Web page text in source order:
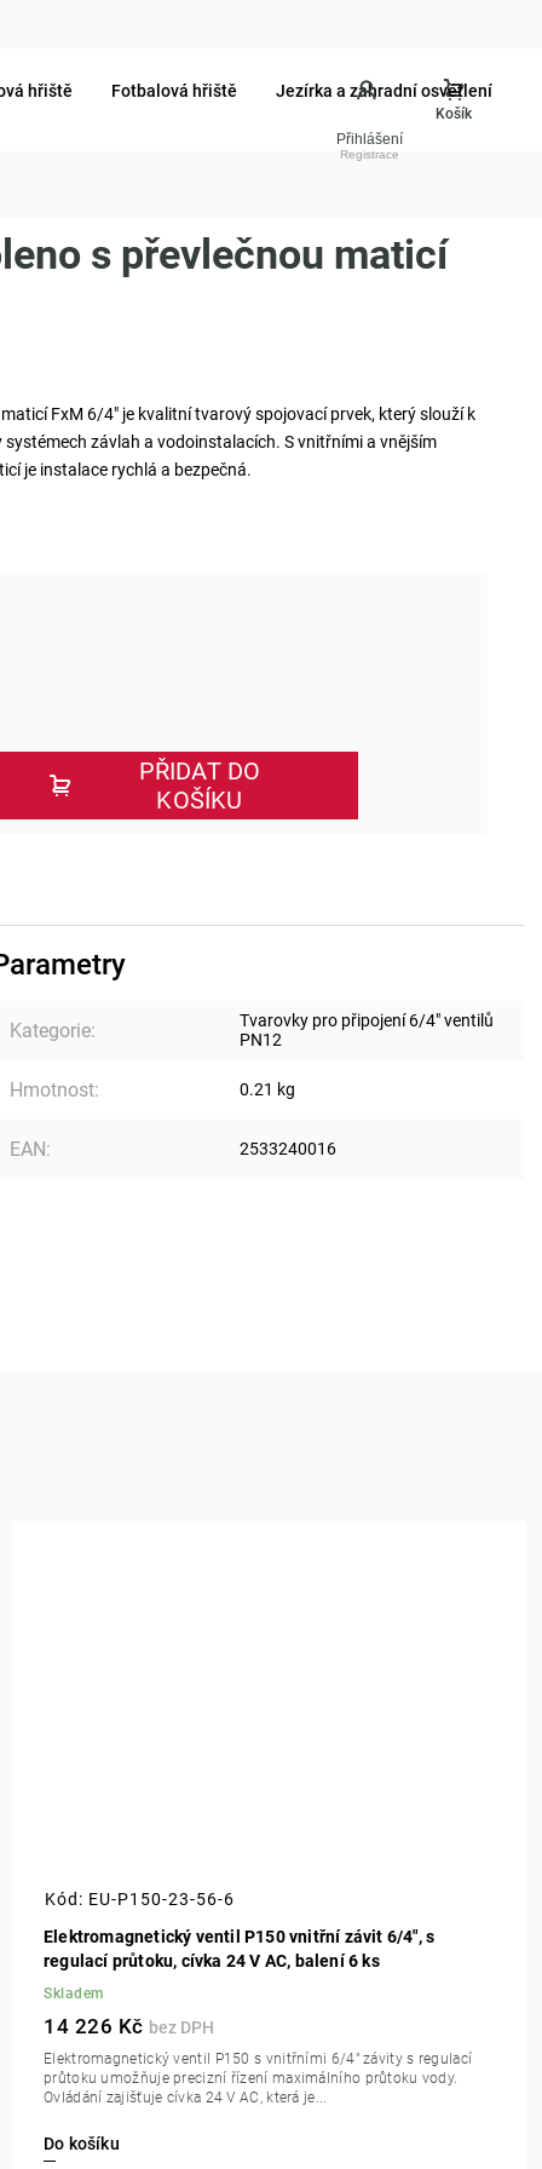
Přihlášení
hřiště Fotbalová hřiště Jezírka a zahradní osvětlení
s převlečnou maticí
FxM 6/4" je kvalitní tvarový spojovací prvek, který slouží k
závlah a vodoinstalacích. S vnitřními a vnějším
je instalace rychlá a bezpečná.
PŘIDAT DO
KOŠÍKU
Kategorie:
Tvarovky pro připojení 6/4" ventilů
PN12
Hmotnost: 0.21 kg
EAN: 2533240016
Elektromagnetický ventil P150 vnitřní závit 6/4", s
regulací průtoku, cívka 24 V AC, balení 6 ks
Skladem
14 226 Kč
Do košíku
Elektromagnetický ventil P150 s vnitřními 6/4" závity s regulací
průtoku umožňuje precizní řízení maximálního průtoku vody.
Ovládání zajišťuje cívka 24 V AC, která je...
Kód: EU-P150-23-56-6